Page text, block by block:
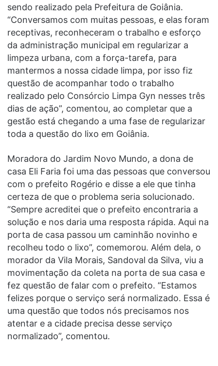
sendo realizado pela Prefeitura de Goiânia.
“Conversamos com muitas pessoas, e elas foram
receptivas, reconheceram o trabalho e esforço
da administração municipal em regularizar a
limpeza urbana, com a força-tarefa, para
mantermos a nossa cidade limpa, por isso fiz
questão de acompanhar todo o trabalho
realizado pelo Consórcio Limpa Gyn nesses três
dias de ação”, comentou, ao completar que a
gestão está chegando a uma fase de regularizar
toda a questão do lixo em Goiânia.
Moradora do Jardim Novo Mundo, a dona de
casa Eli Faria foi uma das pessoas que conversou
com o prefeito Rogério e disse a ele que tinha
certeza de que o problema seria solucionado.
“Sempre acreditei que o prefeito encontraria a
solução e nos daria uma resposta rápida. Aqui na
porta de casa passou um caminhão novinho e
recolheu todo o lixo”, comemorou. Além dela, o
morador da Vila Morais, Sandoval da Silva, viu a
movimentação da coleta na porta de sua casa e
fez questão de falar com o prefeito. “Estamos
felizes porque o serviço será normalizado. Essa é
uma questão que todos nós precisamos nos
atentar e a cidade precisa desse serviço
normalizado”, comentou.